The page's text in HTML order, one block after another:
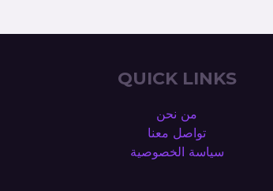
QUICK LINKS
من نحن
تواصل معنا
سياسة الخصوصية